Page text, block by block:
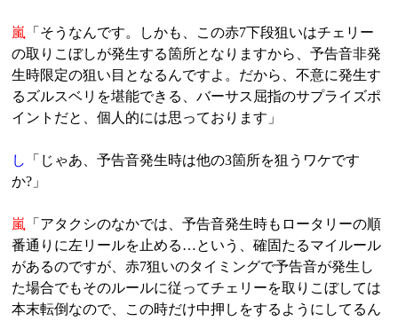
嵐
「そうなんです。しかも、この赤7下段狙いはチェリー
の取りこぼしが発生する箇所となりますから、予告音非発
生時限定の狙い目となるんですよ。だから、不意に発生す
るズルスベリを堪能できる、バーサス屈指のサプライズポ
イントだと、個人的には思っております」
し
「じゃあ、予告音発生時は他の3箇所を狙うワケです
か?」
嵐
「アタクシのなかでは、予告音発生時もロータリーの順
番通りに左リールを止める…という、確固たるマイルール
があるのですが、赤7狙いのタイミングで予告音が発生し
た場合でもそのルールに従ってチェリーを取りこぼしては
本末転倒なので、この時だけ中押しをするようにしてるん